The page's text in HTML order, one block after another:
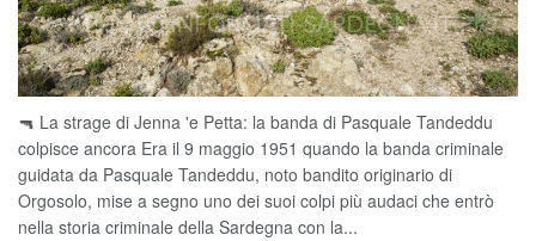
🔫 La strage di Jenna 'e Petta: la banda di Pasquale Tandeddu
colpisce ancora Era il 9 maggio 1951 quando la banda criminale
guidata da Pasquale Tandeddu, noto bandito originario di
Orgosolo, mise a segno uno dei suoi colpi più audaci che entrò
nella storia criminale della Sardegna con la...